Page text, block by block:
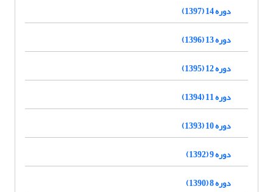
دوره 14 (1397)
دوره 13 (1396)
دوره 12 (1395)
دوره 11 (1394)
دوره 10 (1393)
دوره 9 (1392)
دوره 8 (1390)